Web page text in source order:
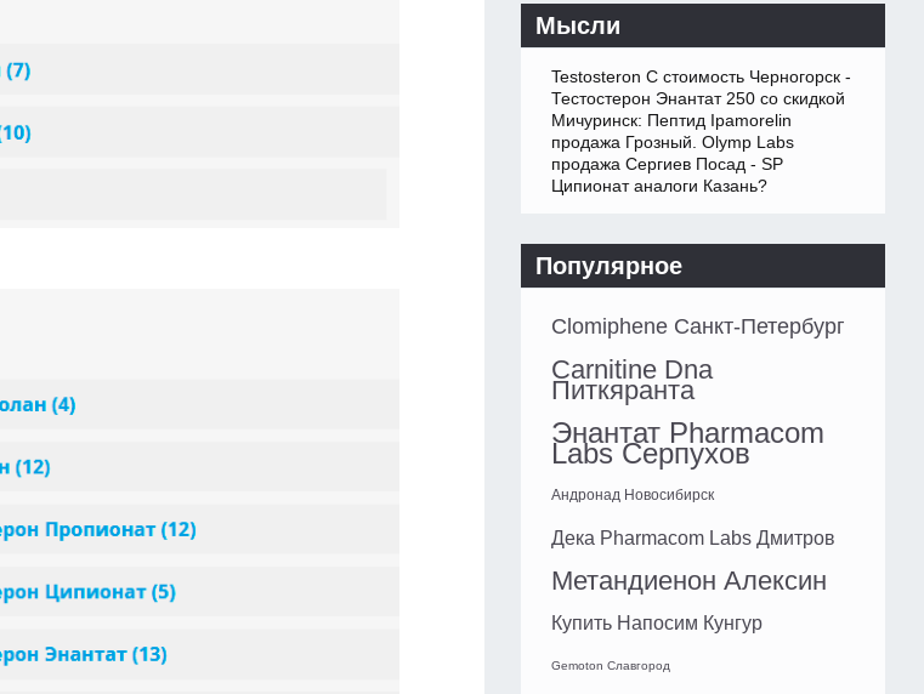
Мысли
Testosteron C стоимость Черногорск -
Тестостерон Энантат 250 со скидкой
Мичуринск: Пептид Ipamorelin
продажа Грозный. Olymp Labs
продажа Сергиев Посад - SP
Ципионат аналоги Казань?
Популярное
Clomiphene Санкт-Петербург
Carnitine Dna
Питкяранта
Энантат Pharmacom
Labs Серпухов
Андронад Новосибирск
Дека Pharmacom Labs Дмитров
Метандиенон Алексин
Купить Напосим Кунгур
Gemoton Славгород